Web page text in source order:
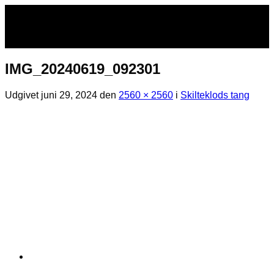
IMG_20240619_092301
Udgivet juni 29, 2024 den 2560 × 2560 i Skilteklods tang